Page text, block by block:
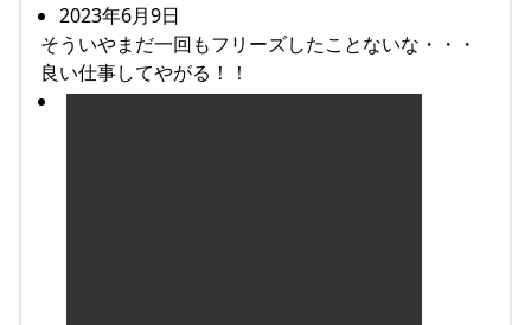
2023年6月9日
そういやまだ一回もフリーズしたことないな・・・
良い仕事してやがる！！